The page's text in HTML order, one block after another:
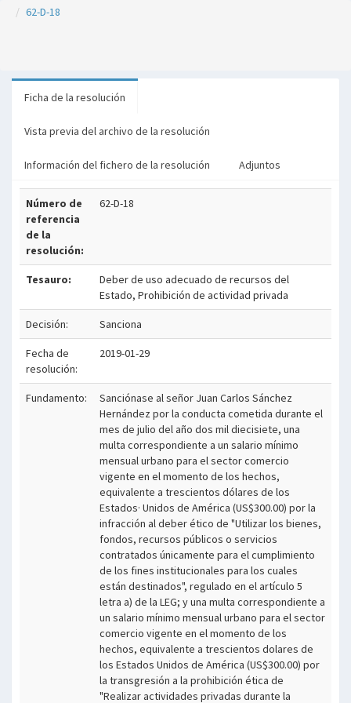
62-D-18
Ficha de la resolución
Vista previa del archivo de la resolución
Información del fichero de la resolución Adjuntos
Número de
referencia
de la
resolución:
62-D-18
Tesauro:
Deber de uso adecuado de recursos del
Estado, Prohibición de actividad privada
Decisión: Sanciona
Fecha de
resolución:
2019-01-29
Fundamento:
Sanciónase al señor Juan Carlos Sánchez
Hernández por la conducta cometida durante el
mes de julio del año dos mil diecisiete, una
multa correspondiente a un salario mínimo
mensual urbano para el sector comercio
vigente en el momento de los hechos,
equivalente a trescientos dólares de los
Estados· Unidos de América (US$300.00) por la
infracción al deber ético de "Utilizar los bienes,
fondos, recursos públicos o servicios
contratados únicamente para el cumplimiento
de los fines institucionales para los cuales
están destinados", regulado en el artículo 5
letra a) de la LEG; y una multa correspondiente a
un salario mínimo mensual urbano para el sector
comercio vigente en el momento de los
hechos, equivalente a trescientos dolares de
los Estados Unidos de América (US$300.00) por
la transgresión a la prohibición ética de
"Realizar actividades privadas durante la